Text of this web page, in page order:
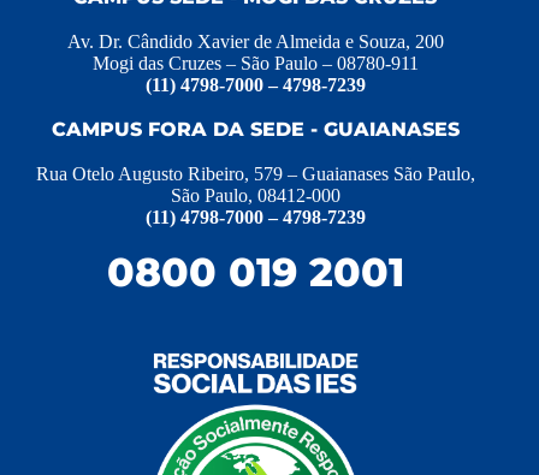
Av. Dr. Cândido Xavier de Almeida e Souza, 200
Mogi das Cruzes – São Paulo – 08780-911
(11) 4798-7000 – 4798-7239
CAMPUS FORA DA SEDE - GUAIANASES
Rua Otelo Augusto Ribeiro, 579 – Guaianases São Paulo,
São Paulo, 08412-000
(11) 4798-7000 – 4798-7239
0800 019 2001